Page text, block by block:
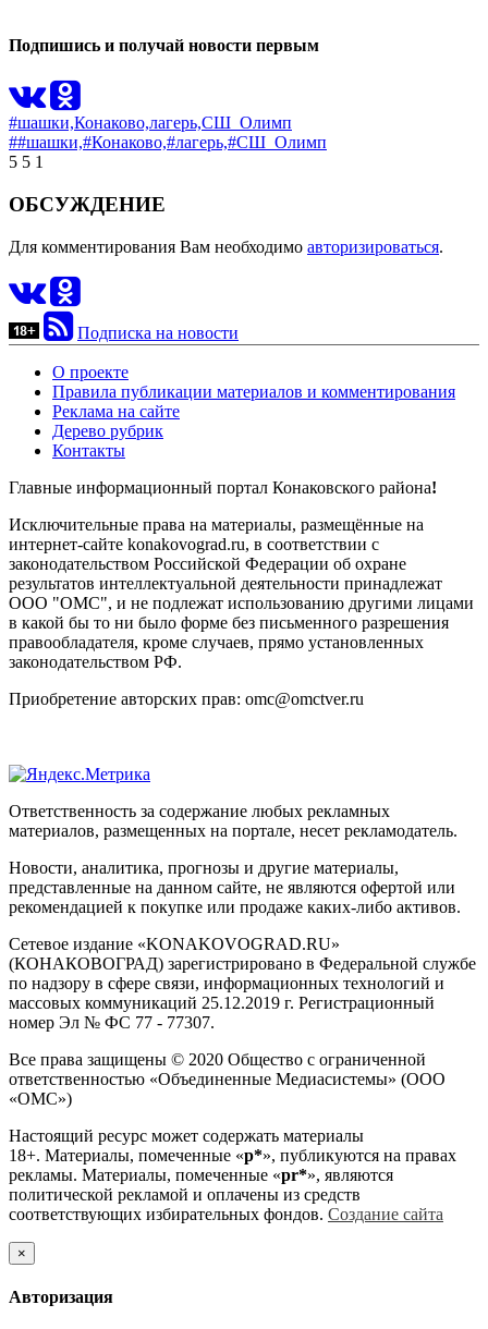
Подпишись и получай новости первым
#шашки,Конаково,лагерь,СШ_Олимп
##шашки,#Конаково,#лагерь,#СШ_Олимп
5 5 1
ОБСУЖДЕНИЕ
Для комментирования Вам необходимо авторизироваться.
Подписка на новости
О проекте
Правила публикации материалов и комментирования
Реклама на сайте
Дерево рубрик
Контакты
Главные информационный портал Конаковского района!
Исключительные права на материалы, размещённые на
интернет-сайте konakovograd.ru, в соответствии с
законодательством Российской Федерации об охране
результатов интеллектуальной деятельности принадлежат
ООО "ОМС", и не подлежат использованию другими лицами
в какой бы то ни было форме без письменного разрешения
правообладателя, кроме случаев, прямо установленных
законодательством РФ.
Приобретение авторских прав: omc@omctver.ru
Ответственность за содержание любых рекламных
материалов, размещенных на портале, несет рекламодатель.
Новости, аналитика, прогнозы и другие материалы,
представленные на данном сайте, не являются офертой или
рекомендацией к покупке или продаже каких-либо активов.
Сетевое издание «KONAKOVOGRAD.RU»
(КОНАКОВОГРАД) зарегистрировано в Федеральной службе
по надзору в сфере связи, информационных технологий и
массовых коммуникаций 25.12.2019 г. Регистрационный
номер Эл № ФС 77 - 77307.
Все права защищены © 2020 Общество с ограниченной
ответственностью «Объединенные Медиасистемы» (ООО
«ОМС»)
Настоящий ресурс может содержать материалы
18+. Материалы, помеченные «р*», публикуются на правах
рекламы. Материалы, помеченные «рr*», являются
политической рекламой и оплачены из средств
соответствующих избирательных фондов. Создание сайта
×
Авторизация